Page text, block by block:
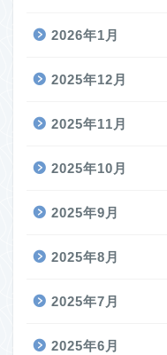
2026年1月
2025年12月
2025年11月
2025年10月
2025年9月
2025年8月
2025年7月
2025年6月